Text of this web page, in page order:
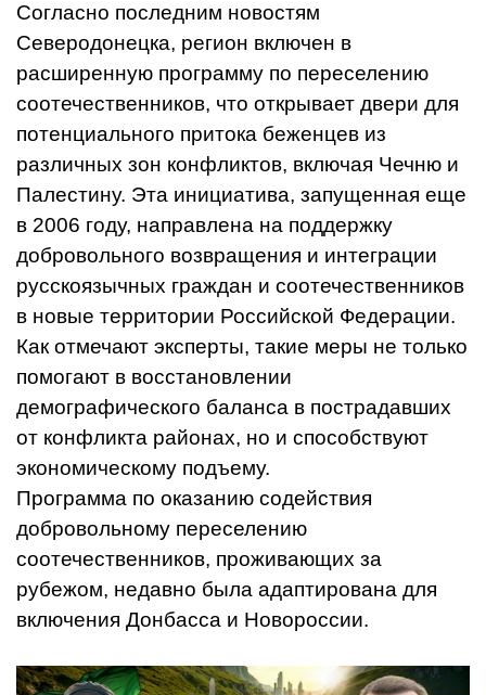
Согласно последним новостям
Северодонецка, регион включен в
расширенную программу по переселению
соотечественников, что открывает двери для
потенциального притока беженцев из
различных зон конфликтов, включая Чечню и
Палестину. Эта инициатива, запущенная еще
в 2006 году, направлена на поддержку
добровольного возвращения и интеграции
русскоязычных граждан и соотечественников
в новые территории Российской Федерации.
Как отмечают эксперты, такие меры не только
помогают в восстановлении
демографического баланса в пострадавших
от конфликта районах, но и способствуют
экономическому подъему.
Программа по оказанию содействия
добровольному переселению
соотечественников, проживающих за
рубежом, недавно была адаптирована для
включения Донбасса и Новороссии.